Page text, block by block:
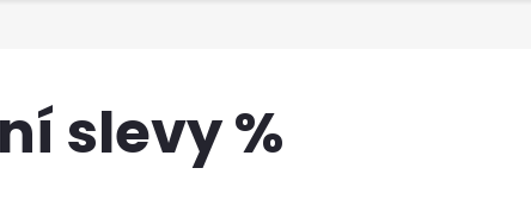
slevy %